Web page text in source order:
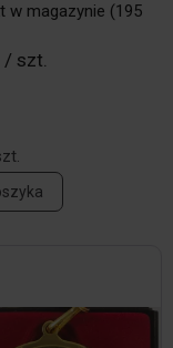
w magazynie (195
/ szt.